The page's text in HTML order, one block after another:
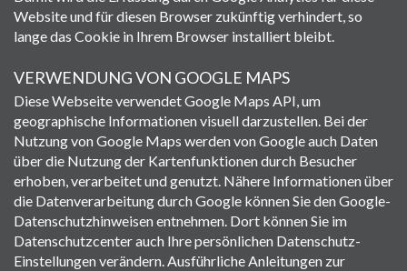
Website und für diesen Browser zukünftig verhindert, so
lange das Cookie in Ihrem Browser installiert bleibt.
VERWENDUNG VON GOOGLE MAPS
Diese Webseite verwendet Google Maps API, um
geographische Informationen visuell darzustellen. Bei der
Nutzung von Google Maps werden von Google auch Daten
über die Nutzung der Kartenfunktionen durch Besucher
erhoben, verarbeitet und genutzt. Nähere Informationen über
die Datenverarbeitung durch Google können Sie den Google-
Datenschutzhinweisen entnehmen. Dort können Sie im
Datenschutzcenter auch Ihre persönlichen Datenschutz-
Einstellungen verändern. Ausführliche Anleitungen zur